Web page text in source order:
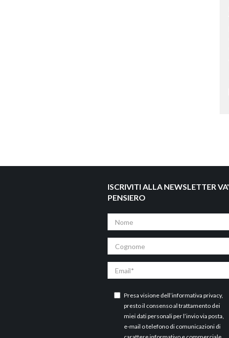
ISCRIVITI ALLA NEWSLETTER VA'
PENSIERO
Presa visione dell’informativa privacy,
presto il consenso al trattamento dei
miei dati personali per l’invio via posta,
e-mail o telefono di comunicazioni di